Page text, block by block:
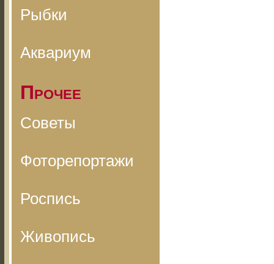
Рыбки
Аквариум
Прочее
Советы
Фоторепортажи
Роспись
Живопись